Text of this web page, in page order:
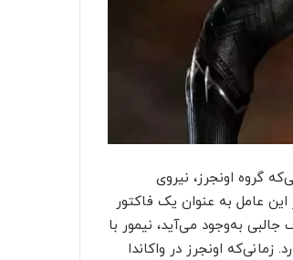
گروه اونجرز، نیروی
عامل به عنوان یک فاکتور
به‌وجود می‌آید، نیمور با
اونجرز در واکاندا